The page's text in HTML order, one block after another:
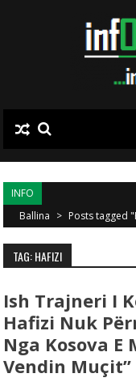
INFO
Ballina > Posts tagged
TAG: HAFIZI
Ish Trajneri I
Hafizi Nuk
Nga Kosova E
Vendin Muçit”